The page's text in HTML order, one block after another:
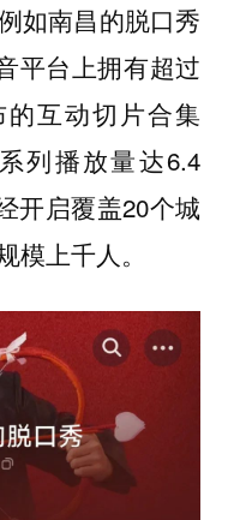
如南昌的脱口秀
平台上拥有超过
互动切片合集
列播放量达6.4
开启覆盖20个城
上千人。